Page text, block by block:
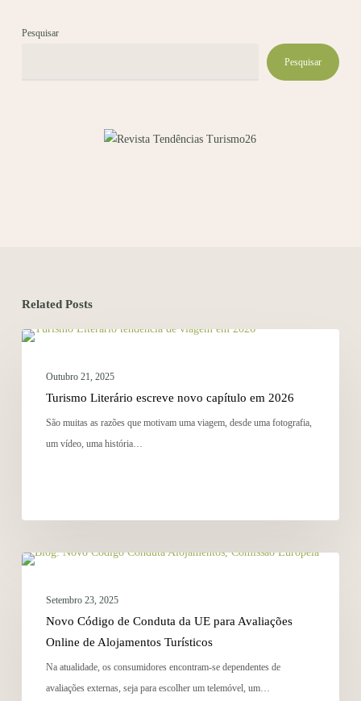
Pesquisar
Pesquisar
Related Posts
Outubro 21, 2025
Turismo Literário escreve novo capítulo em 2026
São muitas as razões que motivam uma viagem, desde uma fotografia,
um vídeo, uma história…
Setembro 23, 2025
Novo Código de Conduta da UE para Avaliações
Online de Alojamentos Turísticos
Na atualidade, os consumidores encontram-se dependentes de
avaliações externas, seja para escolher um telemóvel, um…